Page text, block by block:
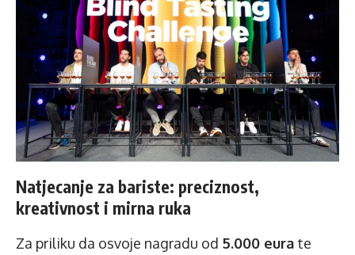
Natjecanje za bariste: preciznost,
kreativnost i mirna ruka
Za priliku da osvoje nagradu od 5.000 eura te